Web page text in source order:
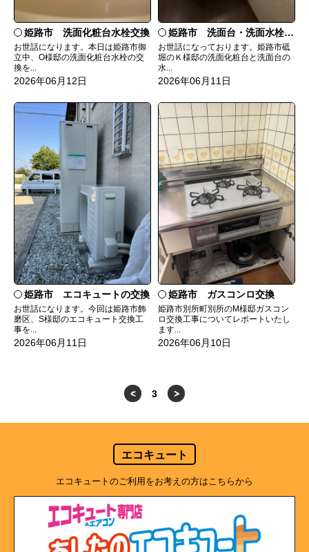
姫路市 洗面化粧台水栓交換
お世話になります。本日は姫路市御
立中、O様邸の洗面化粧台水栓の交
換を...
2026年06月12日
姫路市 洗面台・洗面水栓取替工事
お世話になっております。姫路市砥
堀のＫ様邸の洗面化粧台と洗面台の
水...
2026年06月11日
姫路市 エコキュートの交換
お世話になります。今回は姫路市飾
磨区、S様邸のエコキュート交換工
事を...
2026年06月11日
姫路市 ガスコンロ交換
姫路市別所町別所のM様邸ガスコン
ロ交換工事についてレポートいたし
ます...
2026年06月10日
< 3 >
エコキュート
エコキュートのご利用をお考えの方はこちらから